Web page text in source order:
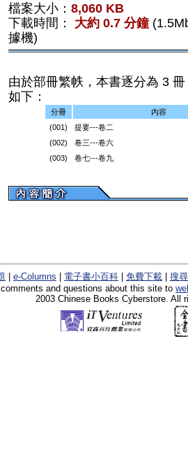
檔案大小： 8,060 KB
下載時間：
大約 0.7 分鐘
據機)
由於部冊繁帙，本書逐分為 3
如下：
分冊
內容
(001)
提要---卷二
(002)
卷三---卷六
(003)
卷七---卷九
e-Columns 電子書小百科 免費下載
搜
and questions about this site to
2003 Chinese Books Cyberstore. All